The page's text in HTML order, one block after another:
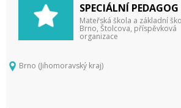
SPECIÁLNÍ PEDAGOG
Mateřská škola a základní
Brno, Štolcova, příspěvková
organizace
Brno (Jihomoravský kraj)